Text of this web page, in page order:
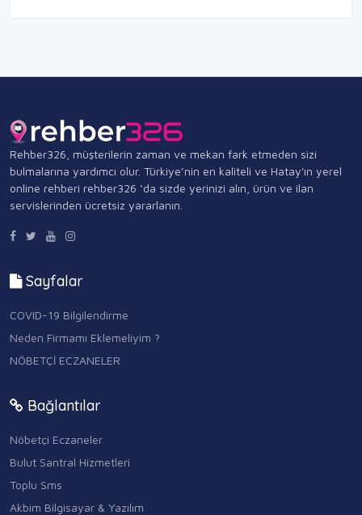
Rehber326, müşterilerin zaman ve mekan fark etmeden sizi
bulmalarına yardımcı olur. Türkiye’nin en kaliteli ve Hatay'ın yerel
online rehberi rehber326 ‘da sizde yerinizi alın, ürün ve ilan
servislerinden ücretsiz yararlanın.
Sayfalar
COVID-19 Bilgilendirme
Neden Firmamı Eklemeliyim ?
NÖBETÇİ ECZANELER
Bağlantılar
Nöbetçi Eczaneler
Bulut Santral Hizmetleri
Toplu Sms
Akbim Bilgisayar & Yazılım